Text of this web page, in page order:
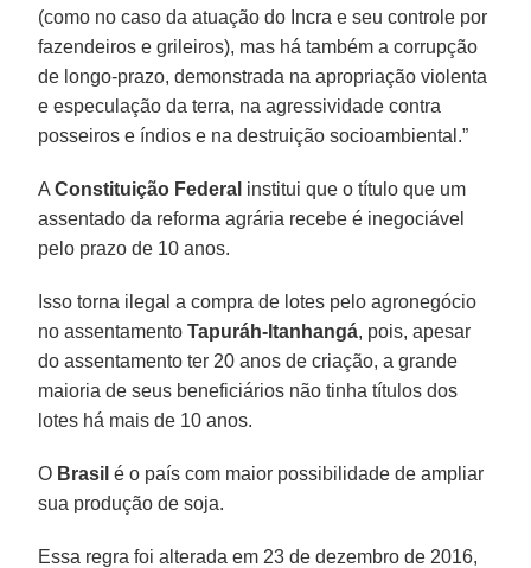
(como no caso da atuação do Incra e seu controle por
fazendeiros e grileiros), mas há também a corrupção
de longo-prazo, demonstrada na apropriação violenta
e especulação da terra, na agressividade contra
posseiros e índios e na destruição socioambiental.”
AConstituição Federal institui que o título que um
assentado da reforma agrária recebe é inegociável
pelo prazo de 10 anos.
Isso torna ilegal a compra de lotes pelo agronegócio
no assentamentoTapuráh-Itanhangá, pois, apesar
do assentamento ter 20 anos de criação, a grande
maioria de seus beneficiários não tinha títulos dos
lotes há mais de 10 anos.
O Brasil é o país com maior possibilidade de ampliar
sua produção de soja.
Essa regra foi alterada em 23 de dezembro de 2016,